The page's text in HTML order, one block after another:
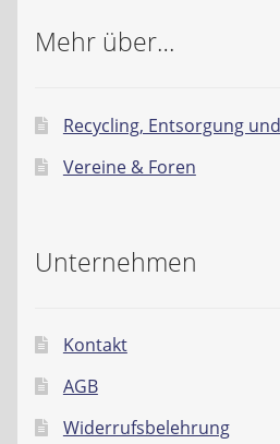
Mehr über…
Recycling, Entsorgung
Vereine & Foren
Unternehmen
Kontakt
AGB
Widerrufsbelehrung